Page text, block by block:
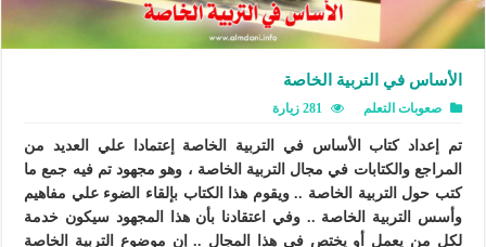
الأساس في التربية الخاصة
صعوبات التعلم 281 زيارة
تم إعداد كتاب الأساس في التربية الخاصة إعتمادا علي العديد من
المراجع والكتابات في مجال التربية الخاصة ، وهو مجهود تم فيه جمع ما
كتب حول التربية الخاصة .. ويقوم هذا الكتاب بإلقاء الضوء علي مفاهيم
وأسس التربية الخاصة .. وفي اعتقادنا بأن هذا المجهود سيكون خدمة
لكل من يعمل أو يختص في هذا المجال .. إن موضوع التربية الخاصة